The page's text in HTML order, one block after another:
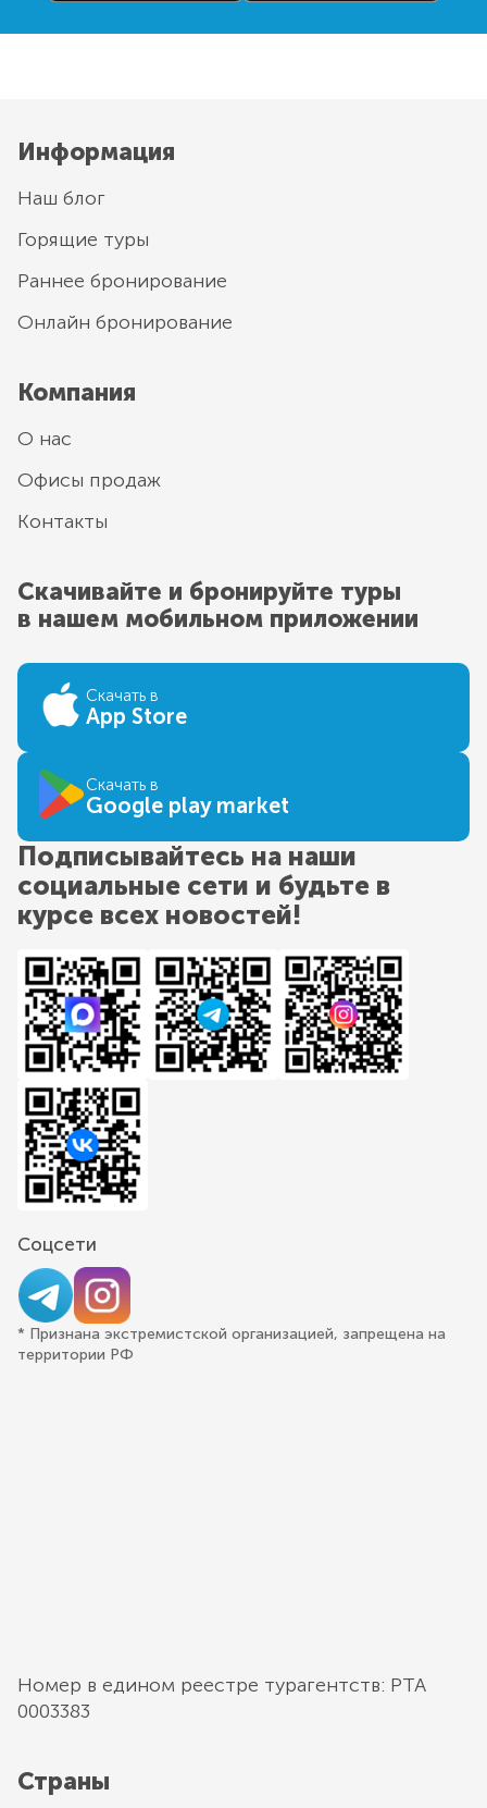
Информация
Наш блог
Горящие туры
Раннее бронирование
Онлайн бронирование
Компания
О нас
Офисы продаж
Контакты
Скачивайте и бронируйте туры
в нашем мобильном приложении
Скачать в
App Store
Скачать в
Google play market
Подписывайтесь на наши
социальные сети и будьте в
курсе всех новостей!
Соцсети
* Признана экстремистской организацией, запрещена на
территории РФ
Номер в едином реестре турагентств: РТА
0003383
Страны